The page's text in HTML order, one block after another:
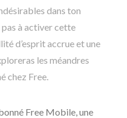
dans ton
pas à activer cette
d’esprit accrue et une
les méandres
chez Free.
Free Mobile, une